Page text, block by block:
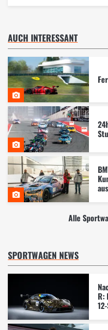
AUCH INTERESSANT
Alle
SPORTWAGEN NEWS
R: